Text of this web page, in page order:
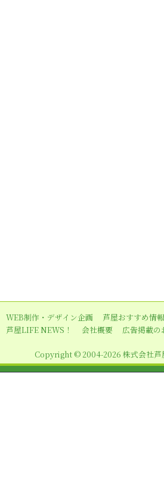
WEB制作・デザイン企画 芦屋おすすめ情報
芦屋LIFE NEWS！
会社概要 広告掲載の
Copyright © 2004-2026 株式会社